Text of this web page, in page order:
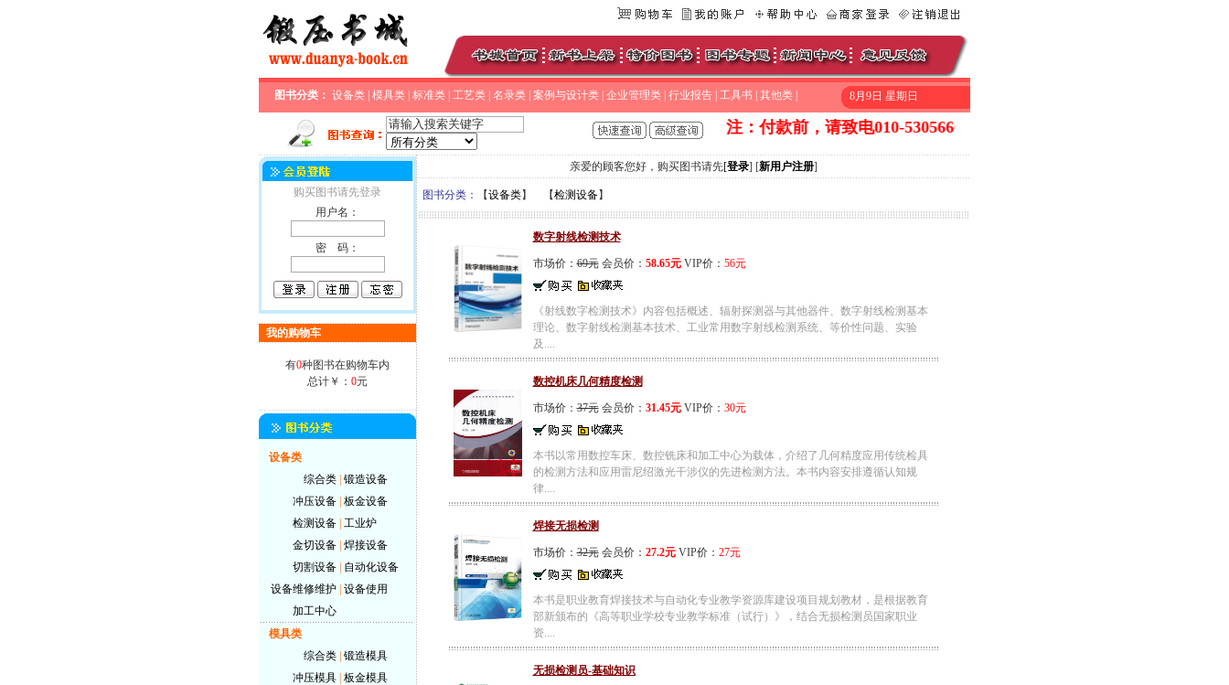
图书分类： 设备类 模具类 标准类 工艺类 名录类 案例与设计类 企业管理类 行业报告 工具书 其他类 8月9日 星期日
注：付款前，请致电010-53056669询问一下是否还有库存。在线QQ：
购买图书请先登录
用户名：
密 码：
我的购物车
有0种图书在购物车内
总计￥： 0元
设备类
综合类 锻造设备
冲压设备 板金设备
检测设备 工业炉
金切设备 焊接设备
切割设备
自动化设备
设备维修维护 设备使用
加工中心
模具类
综合类 锻造模具
冲压模具 板金模具
亲爱的顾客您好，购买图书请先[登录] [新用户注册]
图书分类： 【设备类】 【检测设备】
数字射线检测技术
市场价：69元会员价： 58.65元VIP价： 56元
《射线数字检测技术》内容包括概述、辐射探测器与其他器件、数字射线检测基本
理论、数字射线检测基本技术、工业常用数字射线检测系统、等价性问题、实验
及....
数控机床几何精度检测
市场价：37元会员价： 31.45元VIP价： 30元
本书以常用数控车床、数控铣床和加工中心为载体，介绍了几何精度应用传统检具
的检测方法和应用雷尼绍激光干涉仪的先进检测方法。本书内容安排遵循认知规
律....
焊接无损检测
市场价：32元会员价： 27.2元VIP价： 27元
本书是职业教育焊接技术与自动化专业教学资源库建设项目规划教材，是根据教育
部新颁布的《高等职业学校专业教学标准（试行）》，结合无损检测员国家职业
资....
无损检测员-基础知识